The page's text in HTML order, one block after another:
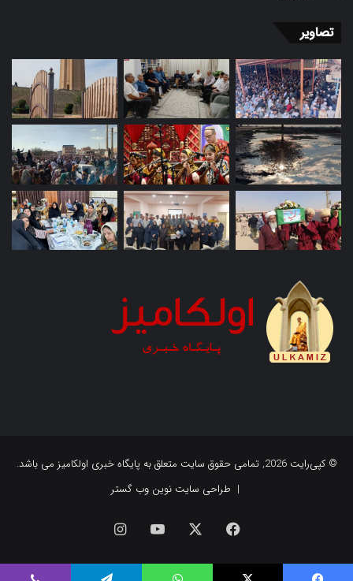
تصاویر
© کپی‌رایت 2026, تمامی حقوق سایت متعلق به پایگاه خبری اولکامیز می باشد.
| طراحی سایت نوین وب گستر
فیس
بوک
یوتیوب